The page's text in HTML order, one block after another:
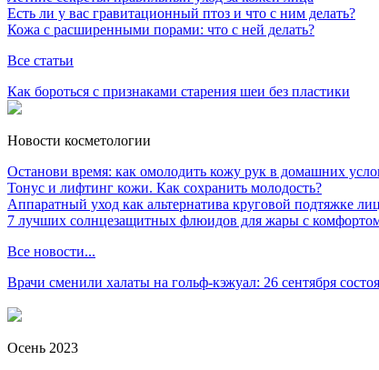
Есть ли у вас гравитационный птоз и что с ним делать?
Кожа с расширенными порами: что с ней делать?
Все статьи
Как бороться с признаками старения шеи без пластики
Новости косметологии
Останови время: как омолодить кожу рук в домашних
Тонус и лифтинг кожи. Как сохранить молодость?
Аппаратный уход как альтернатива круговой подтяжке
7 лучших солнцезащитных флюидов для жары с
Все новости...
Врачи сменили халаты на гольф-кэжуал: 26 сентября
Осень 2023